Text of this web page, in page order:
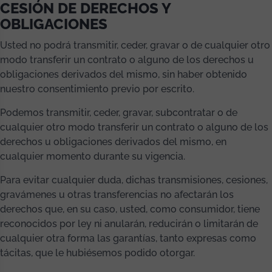
CESIÓN DE DERECHOS Y
OBLIGACIONES
Usted no podrá transmitir, ceder, gravar o de cualquier otro
modo transferir un contrato o alguno de los derechos u
obligaciones derivados del mismo, sin haber obtenido
nuestro consentimiento previo por escrito.
Podemos transmitir, ceder, gravar, subcontratar o de
cualquier otro modo transferir un contrato o alguno de los
derechos u obligaciones derivados del mismo, en
cualquier momento durante su vigencia.
Para evitar cualquier duda, dichas transmisiones, cesiones,
gravámenes u otras transferencias no afectarán los
derechos que, en su caso, usted, como consumidor, tiene
reconocidos por ley ni anularán, reducirán o limitarán de
cualquier otra forma las garantías, tanto expresas como
tácitas, que le hubiésemos podido otorgar.